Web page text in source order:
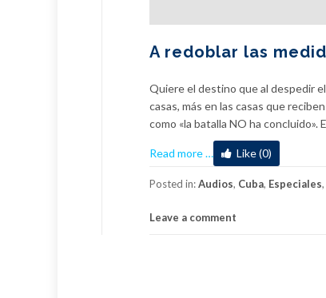
A redoblar las
Quiere el destino que al despedir
casas, más en las casas que
como «la batalla NO ha concluido».
Read more
about
redoblar
medidas
… Like (0)
Posted in:Audios, Cuba, Especiales,
Leave a comment